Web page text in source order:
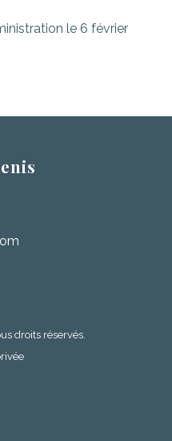
le 6 février
droits réservés.